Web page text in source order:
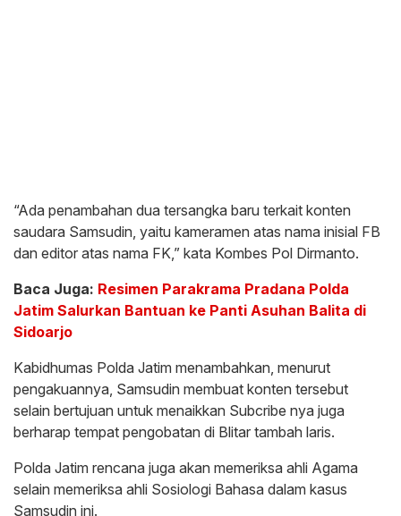
“Ada penambahan dua tersangka baru terkait konten
saudara Samsudin, yaitu kameramen atas nama inisial FB
dan editor atas nama FK,” kata Kombes Pol Dirmanto.
Baca Juga: Resimen Parakrama Pradana Polda
Jatim Salurkan Bantuan ke Panti Asuhan Balita di
Sidoarjo
Kabidhumas Polda Jatim menambahkan, menurut
pengakuannya, Samsudin membuat konten tersebut
selain bertujuan untuk menaikkan Subcribe nya juga
berharap tempat pengobatan di Blitar tambah laris.
Polda Jatim rencana juga akan memeriksa ahli Agama
selain memeriksa ahli Sosiologi Bahasa dalam kasus
Samsudin ini.